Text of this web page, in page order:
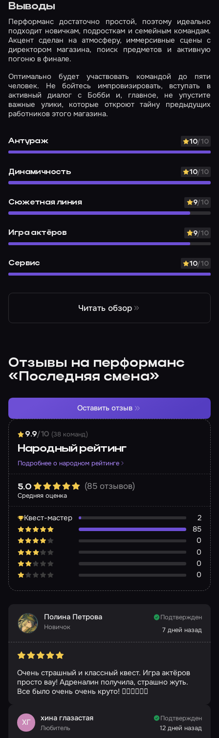
Выводы
Перформанс достаточно простой, поэтому идеально
подходит новичкам, подросткам и семейным командам.
Акцент сделан на атмосферу, иммерсивные сцены с
директором магазина, поиск предметов и активную
погоню в финале.
Оптимально будет участвовать командой до пяти
человек. Не бойтесь импровизировать, вступать в
активный диалог с Бобби и, главное, не упустите
важные улики, которые откроют тайну предыдущих
работников этого магазина.
Антураж 10/10
Динамичность 10/10
Сюжетная линия 9/10
Игра актёров 9/10
Сервис 10/10
Читать обзор
Отзывы на перформанс
«Последняя смена»
9.9/10 (38 команд)
Народный рейтинг
Подробнее о народном рейтинге
Средняя оценка
5.0 (85 отзывов)
Квест-мастер
2
85
0
0
0
0
Оставить отзыв
Полина Петрова
Новичок
Подтвержден
7 дней назад
Очень страшный и классный квест. Игра актёров
просто вау! Адреналин получила, страшно жуть.
Все было очень очень круто! ❤️‍🔥❤️‍🔥❤️‍🔥
ХГ хина глазастая
Любитель
Подтвержден
12 дней назад